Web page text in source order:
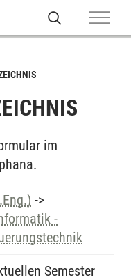
im
->
-
Semester